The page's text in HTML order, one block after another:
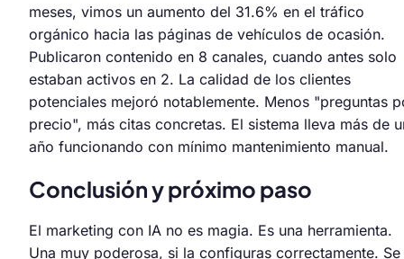
meses, vimos un aumento del 31.6% en el tráfico
orgánico hacia las páginas de vehículos de ocasión.
Publicaron contenido en 8 canales, cuando antes solo
estaban activos en 2. La calidad de los clientes
potenciales mejoró notablemente. Menos "preguntas
precio", más citas concretas. El sistema lleva más de
año funcionando con mínimo mantenimiento manual.
Conclusión y próximo paso
El marketing con IA no es magia. Es una herramienta.
Una muy poderosa, si la configuras correctamente. Se